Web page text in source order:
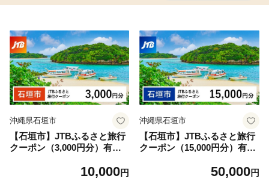
沖縄県石垣市
【石垣市】JTBふるさと旅行
クーポン（3,000円分）有効
行 トラベル 予約 国内旅行 JT
10,000円
沖縄県石垣市
【石垣市】JTBふるさと旅行
クーポン（15,000円分）有効
行 トラベル 予約 国内旅行 JT
50,000円